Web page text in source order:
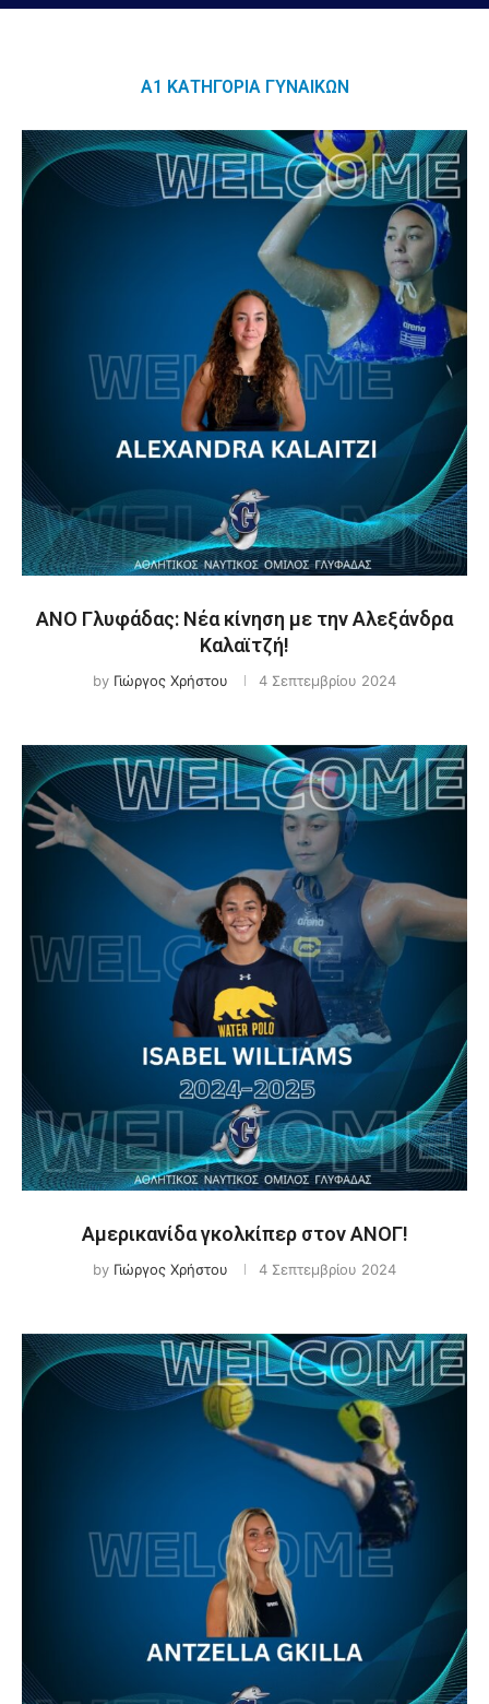
Α1 ΚΑΤΗΓΟΡΊΑ ΓΥΝΑΙΚΏΝ
ΑΝΟ Γλυφάδας: Νέα κίνηση με την Αλεξάνδρα
Καλαϊτζή!
by Γιώργος Χρήστου 4 Σεπτεμβρίου 2024
Αμερικανίδα γκολκίπερ στον ΑΝΟΓ!
by Γιώργος Χρήστου 4 Σεπτεμβρίου 2024